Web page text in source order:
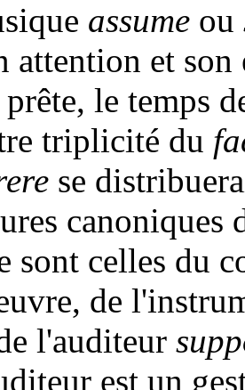
assume ou
attention et
le temps
triplicité du
se
canoniques
sont celles du
de
l'auditeur
est un